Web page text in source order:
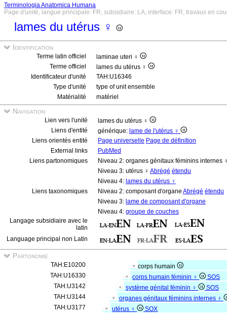
Terminologia Anatomica Humana
Page d'unité, langue principale: FR, subsidiaire: LA, interface: FR, travaux en
lames du utérus ♀
Identification
Terme latin officiel
laminae uteri ♀
Terme officiel
lames du utérus ♀
Identificateur d'unité
TAH:U16346
Type d'unité
type of unit ensemble
Matérialité
matériel
Navigation
Lien vers l'unité
lames du utérus ♀
Liens d'entité
générique: lame de l'utérus ♀
Liens orientés entité
Page universelle Page de définition
External links
PubMed
Liens partonomiques
Niveau 2: organes génitaux féminins internes
Niveau 3: utérus ♀ Abrégé étendu
Niveau 4: lames du utérus ♀
Liens taxonomiques
Niveau 2: composant d'organe Abrégé étendu
Niveau 3: lame de composant d'organe
Niveau 4: groupe de couches
Langage subsidiaire avec le
latin
Language principal non Latin
Partonomie
TAH:E10200
corps humain
TAH:U16330
corps humain féminin ♀
SOS
TAH:U3142
système génital féminin ♀
SOS
TAH:U3144
organes génitaux féminins internes ♀
TAH:U3177
utérus ♀
SOX